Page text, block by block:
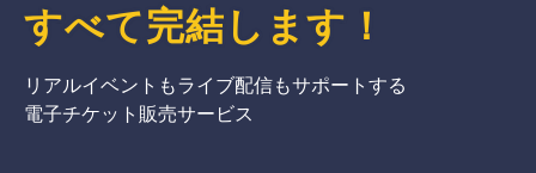
すべて完結 します ！
リアルイベントもライブ配信もサポートする
電子チケット販売サービス